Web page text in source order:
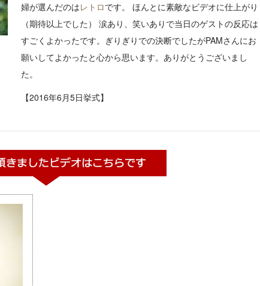
婦が選んだのはレトロです。 ほんとに素敵なビデオに仕上がり
（期待以上でした） 涙あり、笑いありで当日のゲストの反応は
すごくよかったです。ぎりぎりでの決断でしたがPAMさんにお
願いしてよかったと心から思います。ありがとうございまし
た。
【2016年6月5日挙式】